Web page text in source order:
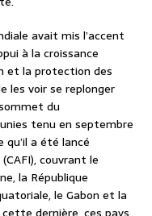
avait mis l’accent
à la croissance
et la protection des
les voir se replonger
du
tenu en septembre
qu’il a été lancé
couvrant le
la République
le Gabon et la